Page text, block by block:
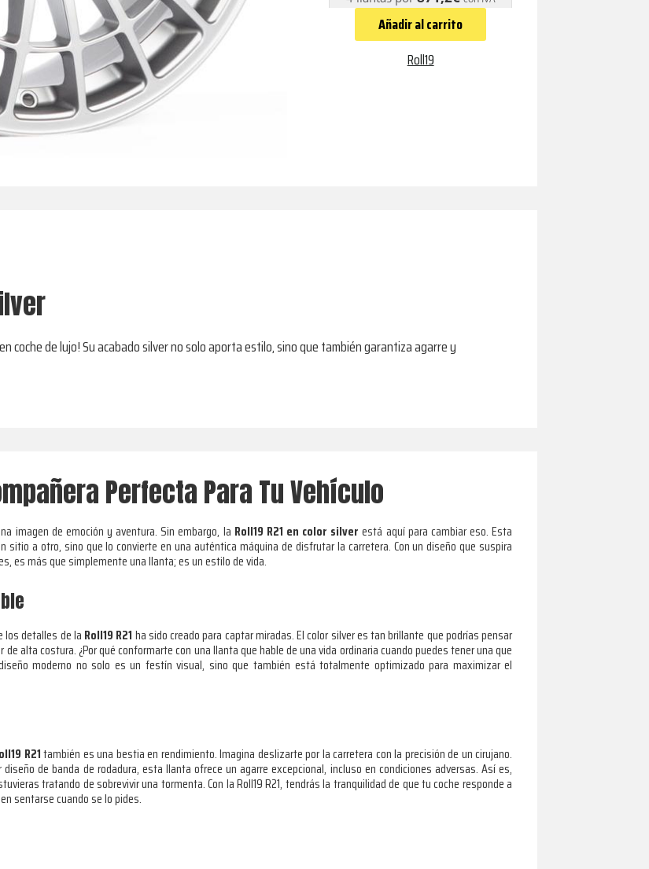
Añadir al carrito
Roll19
coche de lujo! Su acabado silver no solo aporta estilo, sino que también garantiza agarre y
Perfecta Para Tu Vehículo
imagen de emoción y aventura. Sin embargo, la Roll19 R21 en color silver está aquí para cambiar eso. Esta
a otro, sino que lo convierte en una auténtica máquina de disfrutar la carretera. Con un diseño que suspira
es más que simplemente una llanta; es un estilo de vida.
los detalles de la Roll19 R21 ha sido creado para captar miradas. El color silver es tan brillante que podrías pensar
alta costura. ¿Por qué conformarte con una llanta que hable de una vida ordinaria cuando puedes tener una que
moderno no solo es un festín visual, sino que también está totalmente optimizado para maximizar el
R21también es una bestia en rendimiento. Imagina deslizarte por la carretera con la precisión de un cirujano.
de banda de rodadura, esta llanta ofrece un agarre excepcional, incluso en condiciones adversas. Así es,
tratando de sobrevivir una tormenta. Con la Roll19 R21, tendrás la tranquilidad de que tu coche responde a
sentarse cuando se lo pides.